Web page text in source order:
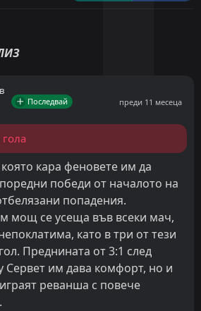
Последвай преди 11 месеца
кара феновете им да
победи от началото на
попадения.
мощ се усеща във всеки мач,
като в три от тези
Преднината от 3:1 след
им дава комфорт, но и
реванша с повече